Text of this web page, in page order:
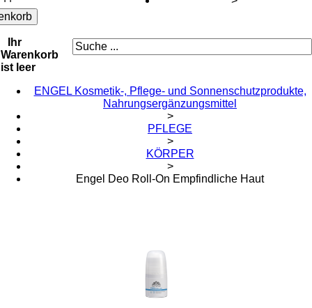
Ihr
Warenkorb
ist leer
ENGEL Kosmetik-, Pflege- und Sonnenschutzprodukte,
Nahrungsergänzungsmittel
>
PFLEGE
>
KÖRPER
>
Engel Deo Roll-On Empfindliche Haut